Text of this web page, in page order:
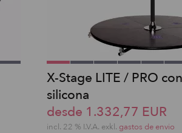
X-Stage LITE / PRO
silicona
desde 1.332,77 EUR
incl. 22 % I.V.A. exkl. gastos de envio